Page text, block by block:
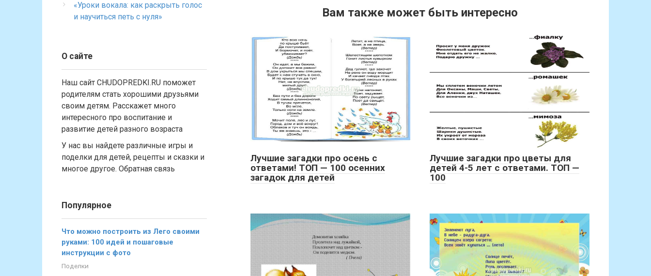
Вам также может быть интересно
Лучшие загадки про осень с
ответами! ТОП — 100 осенних
загадок для детей
Лучшие загадки про цветы для
детей 4-5 лет с ответами. ТОП —
100
«Уроки вокала: как раскрыть голос
и научиться петь с нуля»
О сайте
Наш сайт CHUDOPREDKI.RU поможет
родителям стать хорошими друзьями
своим детям. Расскажет много
интересного про воспитание и
развитие детей разного возраста
У нас вы найдете различные игры и
поделки для детей, рецепты и сказки и
многое другое. Обратная связь
Популярное
Что можно построить из Лего своими
руками: 100 идей и пошаговые
инструкции с фото
Поделки